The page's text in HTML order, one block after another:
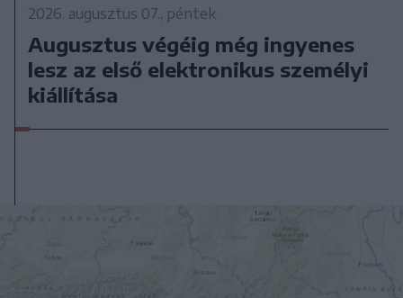
2026. augusztus 07., péntek
Augusztus végéig még ingyenes
lesz az első elektronikus személyi
kiállítása